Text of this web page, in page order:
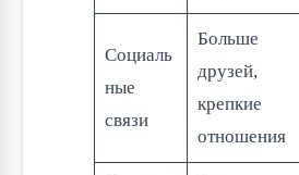
Социаль
ные
связи
Больше
друзей,
крепкие
отношения